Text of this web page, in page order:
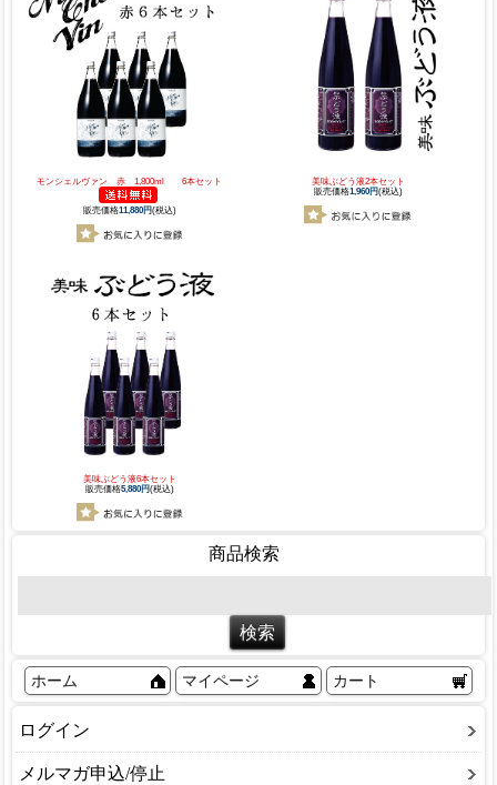
モンシェルヴァン 赤 1,800ml 6本セット
販売価格11,880円(税込)
美味ぶどう液2本セット
販売価格1,960円(税込)
美味ぶどう液6本セット
販売価格5,880円(税込)
商品検索
ホーム マイページ カート
ログイン
メルマガ申込/停止